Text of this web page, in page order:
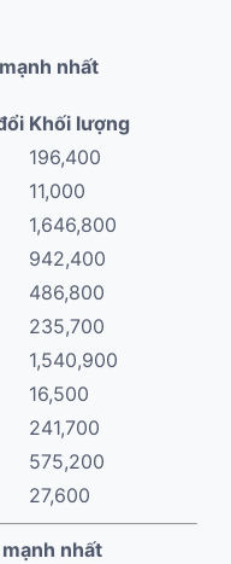
nhất
Khối lượng
196,400
11,000
1,646,800
942,400
486,800
235,700
1,540,900
16,500
241,700
575,200
27,600
nhất